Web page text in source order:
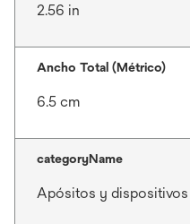
2.56 in
Ancho Total (Métrico)
6.5 cm
categoryName
Apósitos y